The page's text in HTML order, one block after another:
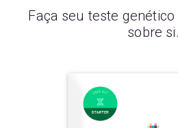
Faça seu teste
sobre si.